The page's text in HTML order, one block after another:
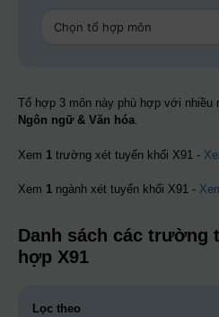
Tổ hợp 3 môn này phù hợp với nhiều
Ngôn ngữ & Văn hóa.
Xem 1 trường xét tuyển khối X91 -
Xem 1 ngành xét tuyển khối X91 -
Danh sách các trường
hợp X91
Lọc theo